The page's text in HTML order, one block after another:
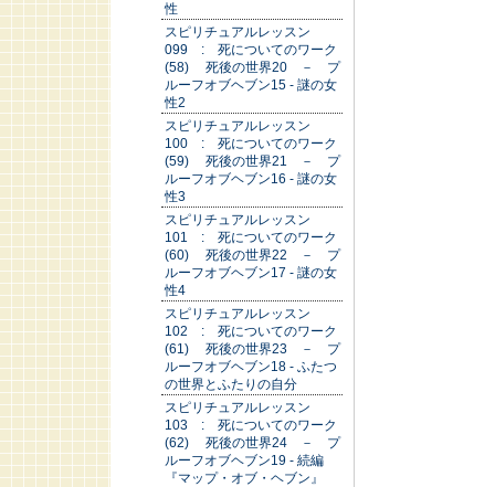
性
スピリチュアルレッスン
099 : 死についてのワーク
(58) 死後の世界20 － プ
ルーフオブヘブン15 - 謎の女
性2
スピリチュアルレッスン
100 : 死についてのワーク
(59) 死後の世界21 － プ
ルーフオブヘブン16 - 謎の女
性3
スピリチュアルレッスン
101 : 死についてのワーク
(60) 死後の世界22 － プ
ルーフオブヘブン17 - 謎の女
性4
スピリチュアルレッスン
102 : 死についてのワーク
(61) 死後の世界23 － プ
ルーフオブヘブン18 - ふたつ
の世界とふたりの自分
スピリチュアルレッスン
103 : 死についてのワーク
(62) 死後の世界24 － プ
ルーフオブヘブン19 - 続編
『マップ・オブ・ヘブン』